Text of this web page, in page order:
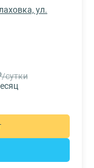
ул.
/сутки